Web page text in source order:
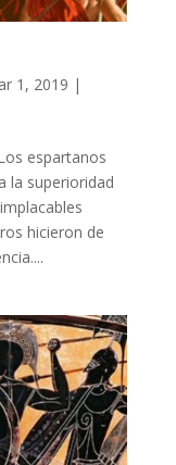
1, 2019 |
espartanos
la superioridad
hicieron de